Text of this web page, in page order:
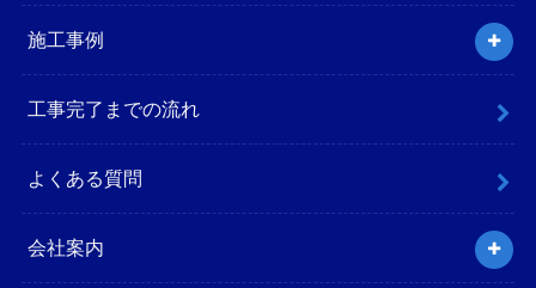
施工事例
工事完了までの流れ
よくある質問
会社案内